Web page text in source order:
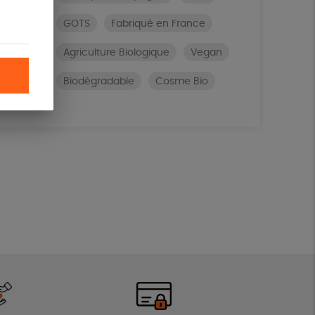
GOTS Fabriqué en France
Agriculture Biologique Vegan
Biodégradable Cosme Bio